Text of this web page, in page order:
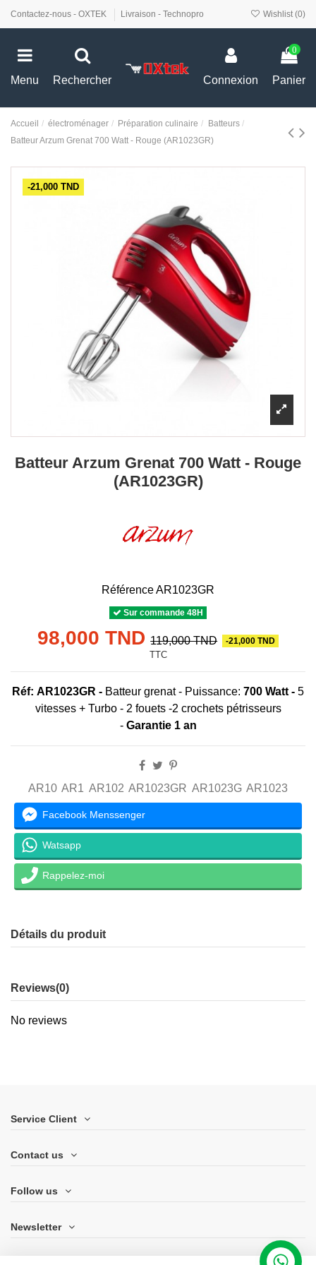
Contactez-nous - OXTEK Livraison - Technopro Wishlist (0)
Menu Rechercher Connexion
0
Panier
Accueil électroménager Préparation culinaire
Batteurs
Batteur Arzum Grenat 700 Watt - Rouge (AR1023GR)
-21,000 TND
Batteur Arzum Grenat 700 Watt - Rouge
(AR1023GR)
RéférenceAR1023GR
Sur commande 48H
98,000 TND 119,000 TND -21,000 TND
TTC
Réf: AR1023GR - Batteur grenat - Puissance: 700 Watt - 5
vitesses + Turbo - 2 fouets -2 crochets pétrisseurs
- Garantie 1 an
AR10 AR1 AR102 AR1023GR AR1023G AR1023
Facebook Menssenger
Watsapp
Rappelez-moi
Détails du produit
Reviews(0)
No reviews
Service Client
Contact us
Follow us
Newsletter